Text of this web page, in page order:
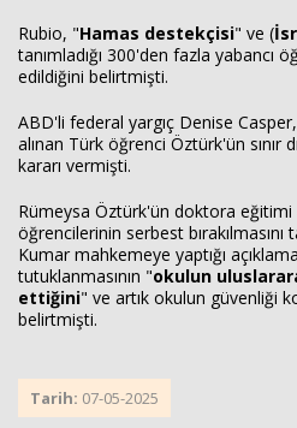
Rubio, "Hamas destekçisi" ve (
tanımladığı 300'den fazla yabancı
edildiğini belirtmişti.
ABD'li federal yargıç Denise
alınan Türk öğrenci Öztürk'ün sınır
kararı vermişti.
Rümeysa Öztürk'ün doktora eğitimi
öğrencilerinin serbest
Kumar mahkemeye yaptığı
tutuklanmasının "okulun
ettiğini" ve artık okulun güvenliği
belirtmişti.
Tarih: 07-05-2025